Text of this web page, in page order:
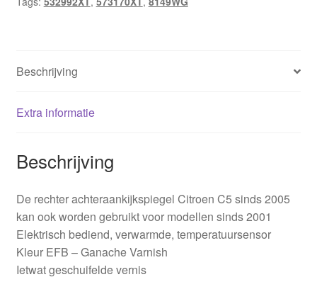
Beschrijving
Extra informatie
Beschrijving
De rechter achteraankijkspiegel Citroen C5 sinds 2005
kan ook worden gebruikt voor modellen sinds 2001
Elektrisch bediend, verwarmde, temperatuursensor
Kleur EFB – Ganache Varnish
Ietwat geschuifelde vernis